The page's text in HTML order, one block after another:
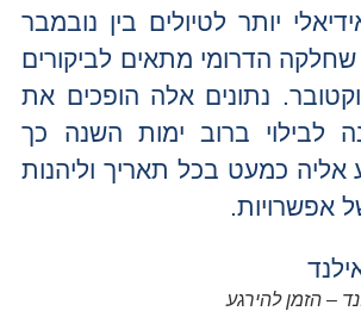
יותר לטיולים בין נובמבר
הדרומי מתאים לביקורים
נתונים אלה הופכים את
לבילוי ברוב ימות השנה כך
כמעט בכל תאריך וליהנות
הזמן להירגע